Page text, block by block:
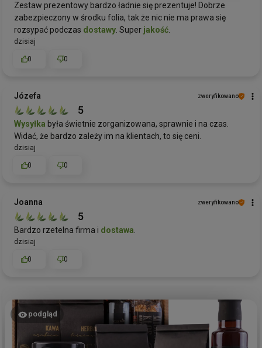
Zestaw prezentowy bardzo ładnie się prezentuje! Dobrze
zabezpieczony w środku folia, tak że nic nie ma prawa się
rozsypać podczas dostawy. Super jakość.
dzisiaj
0 0
Józefa zweryfikowano
5
Wysyłka była świetnie zorganizowana, sprawnie i na czas.
Widać, że bardzo zależy im na klientach, to się ceni.
dzisiaj
0 0
Joanna zweryfikowano
5
Bardzo rzetelna firma i dostawa.
dzisiaj
0 0
podgląd